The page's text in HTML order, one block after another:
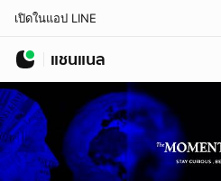
เปิดในแอป LINE
แชนแนล